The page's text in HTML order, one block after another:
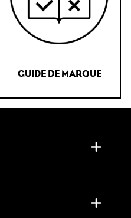
GUIDE DE MARQUE